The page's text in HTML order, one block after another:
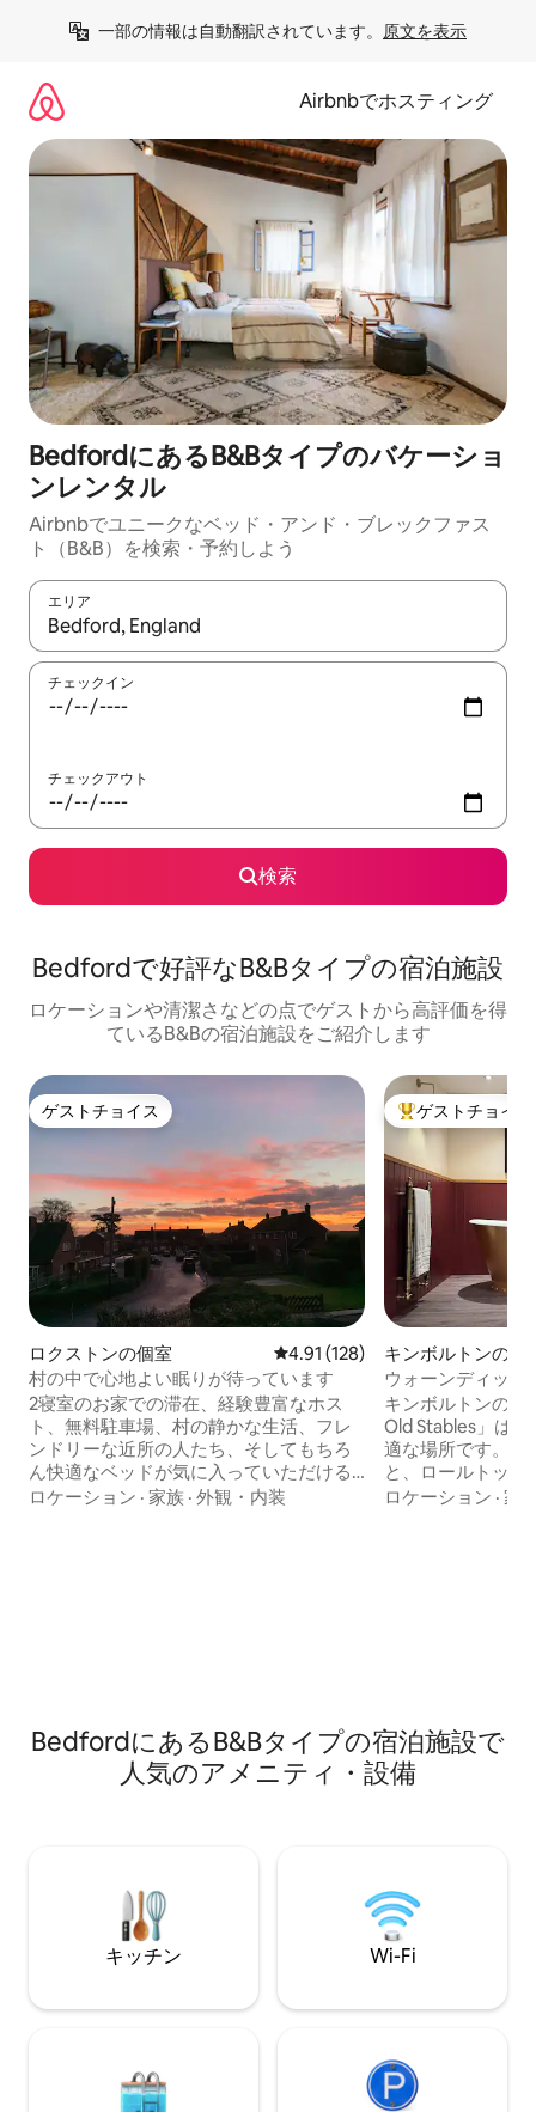
一部の情報は自動翻訳されています。 原文を表示
Airbnbでホスティング
BedfordにあるB&Bタイプのバケーショ
ンレンタル
Airbnbでユニークなベッド・アンド・ブレックファス
ト（B&B）を検索・予約しよう
エリア
検索結果が表示されたら、上下の矢印キーを使って移動するか
チェックイン
チェックアウト
検索
Bedfordで好評なB&Bタイプの宿泊施設
ロケーションや清潔さなどの点でゲストから高評価を得
ているB&Bの宿泊施設をご紹介します
ゲストチョイス
ゲストチョイス
ロクストンの個室 レビュー128件、5つ星中4.91つ
4.91 (128)
村の中で心地よい眠りが待っています
2寝室のお家での滞在、経験豊富なホス
ト、無料駐車場、村の静かな生活、フレ
ンドリーな近所の人たち、そしてもちろ
ん快適なベッドが気に入っていただける
ことでしょう。 お腹いっぱいになるヨー
ロケーション · 家族 · 外観・内装
大好評のゲスト
ゲストチョイス
キンボルトンの離
ウォーンディッチ
キンボルトンのす
Old Stables」は
適な場所です。
と、ロールトップ
としていてとても
ロケーション ·家
BedfordにあるB&Bタイプの宿泊施設で
人気のアメニティ・設備
キッチン Wi-Fi